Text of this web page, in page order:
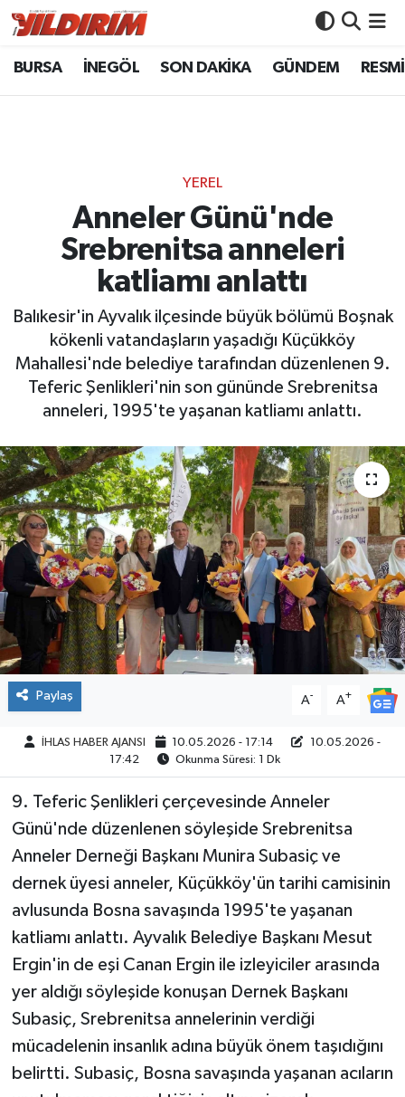
BURSA İNEGÖL SON DAKİKA GÜNDEM
YEREL
Anneler Günü'nde
Srebrenitsa anneleri
katliamı anlattı
Balıkesir'in Ayvalık ilçesinde büyük bölümü Boşnak
kökenli vatandaşların yaşadığı Küçükköy
Mahallesi'nde belediye tarafından düzenlenen 9.
Teferic Şenlikleri'nin son gününde Srebrenitsa
anneleri, 1995'te yaşanan katliamı anlattı.
Paylaş A- A+
İHLAS HABER AJANSI 10.05.2026 - 17:14
10.05.2026 -
17:42
Okunma Süresi: 1 Dk
9. Teferic Şenlikleri çerçevesinde Anneler
Günü'nde düzenlenen söyleşide Srebrenitsa
Anneler Derneği Başkanı Munira Subasiç ve
dernek üyesi anneler, Küçükköy'ün tarihi camisinin
avlusunda Bosna savaşında 1995'te yaşanan
katliamı anlattı. Ayvalık Belediye Başkanı Mesut
Ergin'in de eşi Canan Ergin ile izleyiciler arasında
yer aldığı söyleşide konuşan Dernek Başkanı
Subasiç, Srebrenitsa annelerinin verdiği
mücadelenin insanlık adına büyük önem taşıdığını
belirtti. Subasiç, Bosna savaşında yaşanan acıların
BURSA
GÜNDEM
RESMİ İLANLAR
SİYASET
YAŞAM
Bursa Nöbetçi Eczaneler
Bursa Trafik Yoğunluk Haritası
Süper Lig Puan Durumu ve Fikstür
Son Dakika Haberleri
Haber Arşivi